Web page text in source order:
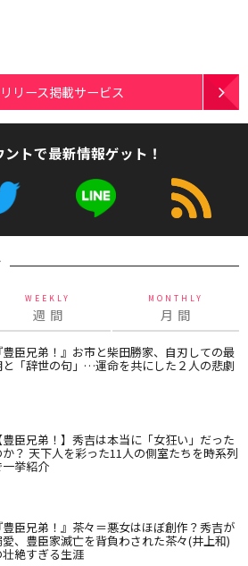
リース掲載サービス
トで最新情報ゲット！
WEEKLY
週 間
MONTHLY
月 間
豊臣兄弟！』お市と柴田勝家、自刃しての最
と「辞世の句」…運命を共にした２人の悲劇
豊臣兄弟！】秀吉は本当に「女狂い」だった
か？ 天下人を彩った11人の側室たちを時系列
一挙紹介
豊臣兄弟！』茶々＝悪女はほぼ創作？秀吉が
、豊臣家滅亡を背負わされた茶々(井上和)
壮絶すぎる生涯